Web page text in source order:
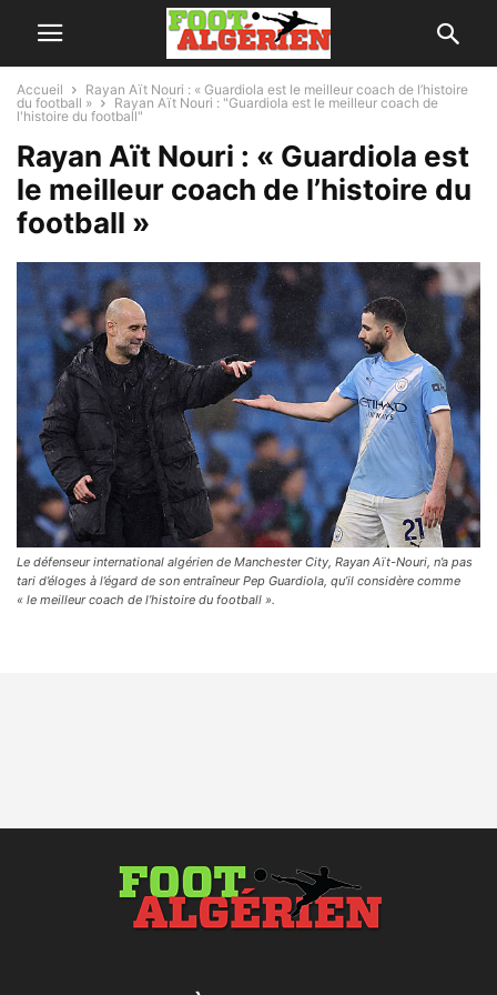
Accueil
Rayan Aït Nouri : « Guardiola est le meilleur coach de l’histoire
du football »
Rayan Aït Nouri : "Guardiola est le meilleur coach de
l'histoire du football"
Rayan Aït Nouri : « Guardiola est
le meilleur coach de l’histoire du
football »
Le défenseur international algérien de Manchester City, Rayan Aït-Nouri, n’a pas
tari d’éloges à l’égard de son entraîneur Pep Guardiola, qu’il considère comme
« le meilleur coach de l’histoire du football ».